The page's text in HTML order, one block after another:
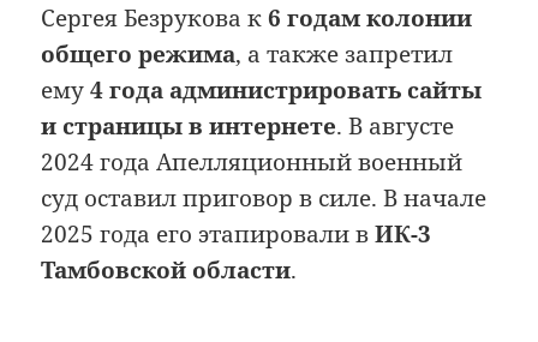
Сергея Безрукова к6 годам колонии
общего режима, а также запретил
ему4 года администрировать сайты
и страницы в интернете. В августе
2024 года Апелляционный военный
суд оставил приговор в силе. В начале
2025 года его этапировали вИК-3
Тамбовской области.